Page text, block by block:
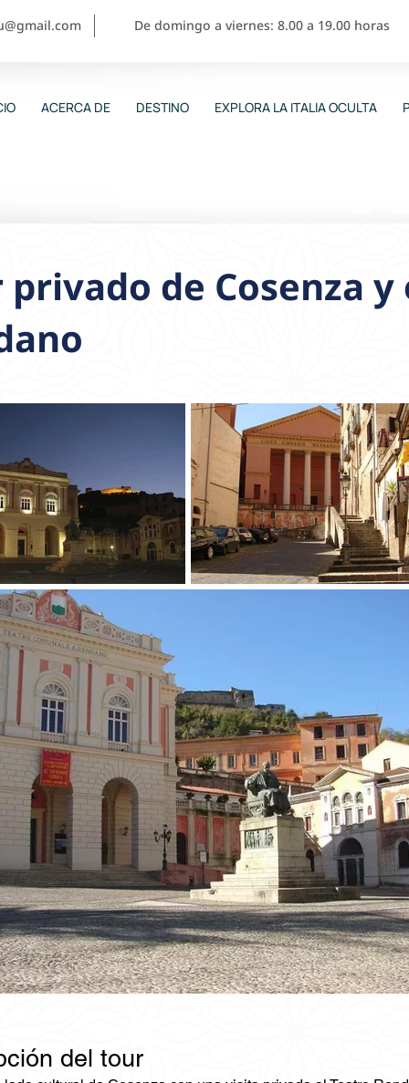
De domingo a viernes: 8.00 a 19.00 horas
ACERCA DE DESTINO EXPLORA LA ITALIA OCULTA
privado de Cosenza
del tour